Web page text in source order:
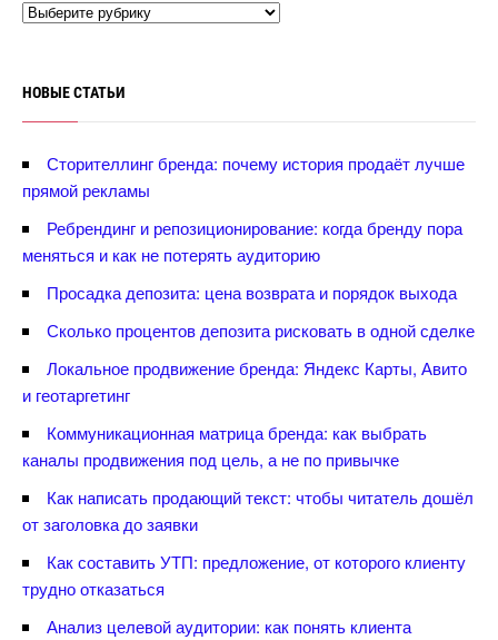
НОВЫЕ СТАТЬИ
Сторителлинг бренда: почему история продаёт лучше
прямой рекламы
Ребрендинг и репозиционирование: когда бренду пора
меняться и как не потерять аудиторию
Просадка депозита: цена возврата и порядок выхода
Сколько процентов депозита рисковать в одной сделке
Локальное продвижение бренда: Яндекс Карты, Авито
и геотаргетин
Коммуникационная матрица бренда: как выбрать
каналы продвижения под цель, а не по привычке
Как написать продающий текст: чтобы читатель дошёл
от заголовка до заявки
Как составить УТП: предложение, от которого клиенту
трудно отказаться
Анализ целевой аудитории: как понять клиента